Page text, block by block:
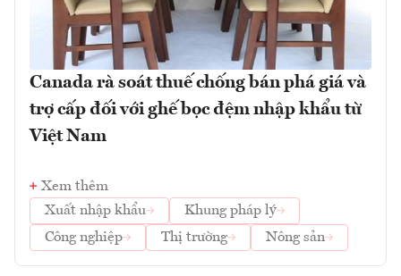
Canada rà soát thuế chống bán phá giá và
trợ cấp đối với ghế bọc đệm nhập khẩu từ
Việt Nam
Xem thêm
Xuất nhập khẩu
Khung pháp lý
Công nghiệp
Thị trường Nông sản